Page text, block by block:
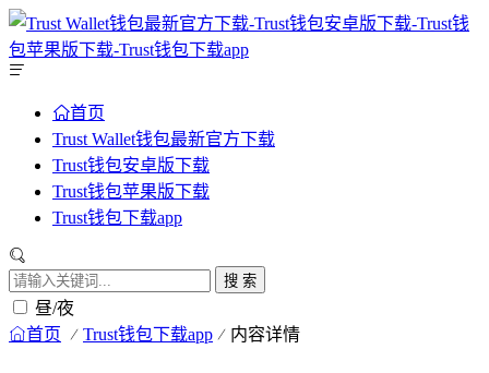
首页
Trust Wallet钱包最新官方下载
Trust钱包安卓版下载
Trust钱包苹果版下载
Trust钱包下载app
搜 索
昼/夜
首页 Trust钱包下载app 内容详情